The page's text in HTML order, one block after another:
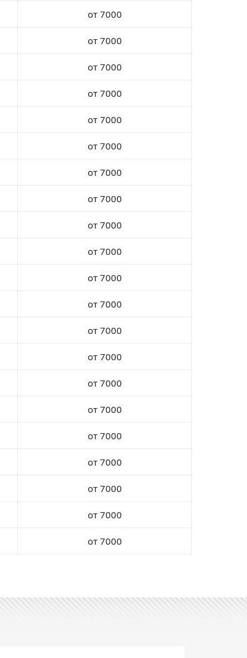
от 7000
от 7000
от 7000
от 7000
от 7000
от 7000
от 7000
от 7000
от 7000
от 7000
от 7000
от 7000
от 7000
от 7000
от 7000
от 7000
от 7000
от 7000
от 7000
от 7000
от 7000